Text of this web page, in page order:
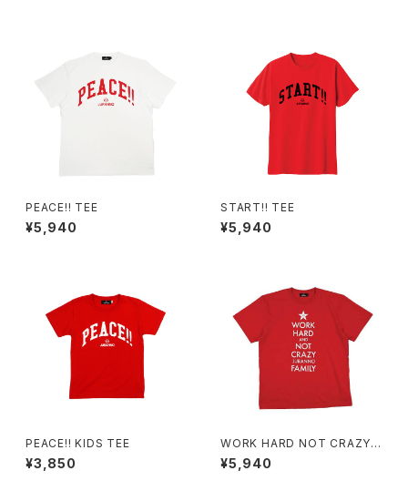
PEACE!! TEE
¥5,940
START!! TEE
¥5,940
PEACE!! KIDS TEE
¥3,850
WORK HARD NOT CRAZY
TEE
¥5,940